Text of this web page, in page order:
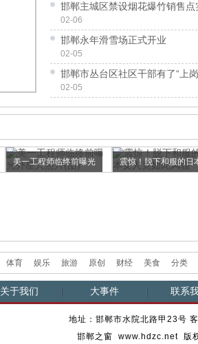
邯郸主城区禁设烟花爆竹销售
02-06
邯郸永年滑雪场正式开业
02-05
邯郸市丛台区社区干部有了“上
02-05
美一工程师临终前曝光 震惊！脱下和服的日
体育 娱乐 旅游 原创 财经 美食 分类
关于我们 大事件 联系
地址：邯郸市水院北路甲23号
邯郸之窗 www.hdzc.net 版